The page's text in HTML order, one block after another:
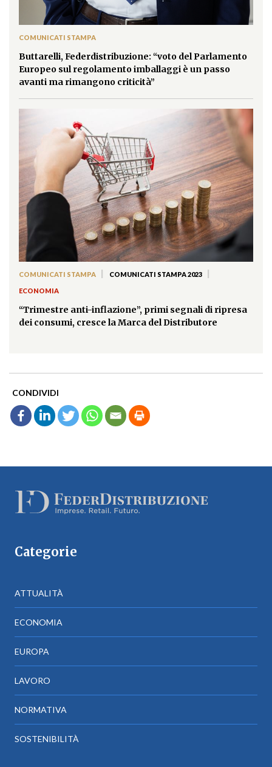
COMUNICATI STAMPA
Buttarelli, Federdistribuzione: “voto del Parlamento
Europeo sul regolamento imballaggi è un passo
avanti ma rimangono criticità”
COMUNICATI STAMPA COMUNICATI STAMPA 2023
ECONOMIA
“Trimestre anti-inflazione”, primi segnali di ripresa
dei consumi, cresce la Marca del Distributore
CONDIVIDI
Categorie
ATTUALITÀ
ECONOMIA
EUROPA
LAVORO
NORMATIVA
SOSTENIBILITÀ